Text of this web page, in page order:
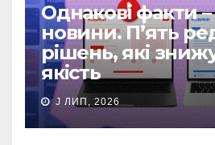
Однакові факти –
новини. П’ять
рішень, які
якість
J ЛИП, 2026